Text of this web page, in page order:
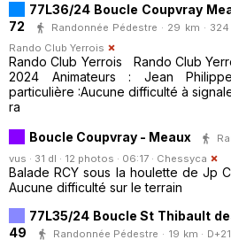
77L36/24 Boucle Coupvray
72
Randonnée Pédestre · 29 km · 324
Rando Club Yerrois
Rando Club Yerrois Rando Club
2024 Animateurs : Jean
particulière :Aucune difficulté à
ra
Boucle Coupvray - Meaux
vus · 31 dl · 12 photos · 06:17 · Chessyca
Balade RCY sous la houlette de Jp
Aucune difficulté sur le terrain
77L35/24 Boucle St Thibault
49
Randonnée Pédestre · 19 km ·